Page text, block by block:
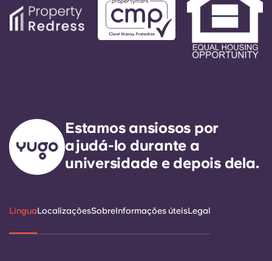
Estamos ansiosos por
ajudá-lo durante a
universidade e depois dela.
LínguaLocalizaçõesSobreInformações úteisLegal